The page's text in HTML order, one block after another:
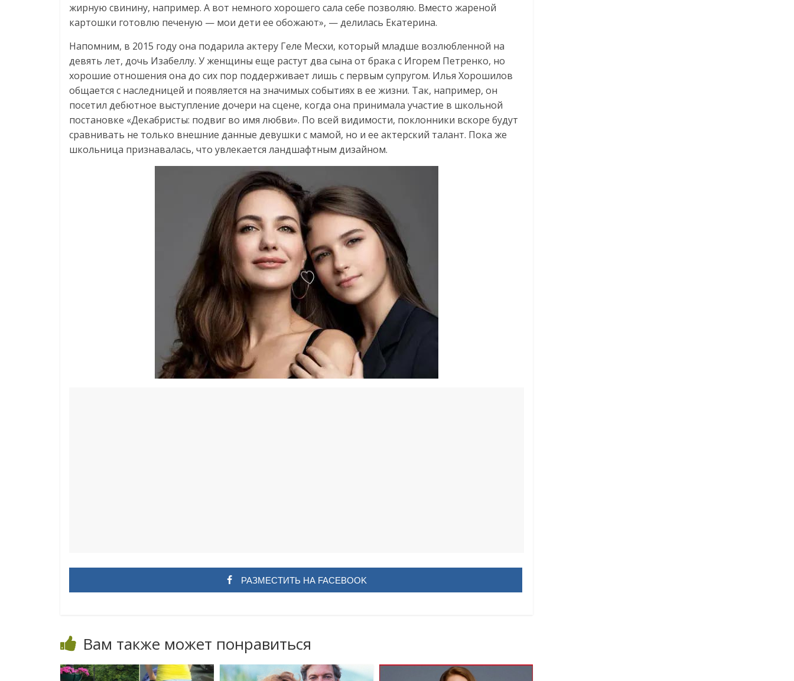
жирную свинину, например. А вот немного хорошего сала себе позволяю. Вместо жареной
картошки готовлю печеную — мои дети ее обожают», — делилась Екатерина.
Напомним, в 2015 году она подарила актеру Геле Месхи, который младше возлюбленной на
девять лет, дочь Изабеллу. У женщины еще растут два сына от брака с Игорем Петренко, но
хорошие отношения она до сих пор поддерживает лишь с первым супругом. Илья Хорошилов
общается с наследницей и появляется на значимых событиях в ее жизни. Так, например, он
посетил дебютное выступление дочери на сцене, когда она принимала участие в школьной
постановке «Декабристы: подвиг во имя любви». По всей видимости, поклонники вскоре будут
сравнивать не только внешние данные девушки с мамой, но и ее актерский талант. Пока же
школьница признавалась, что увлекается ландшафтным дизайном.
РАЗМЕСТИТЬ НА FACEBOOK
Вам также может понравиться